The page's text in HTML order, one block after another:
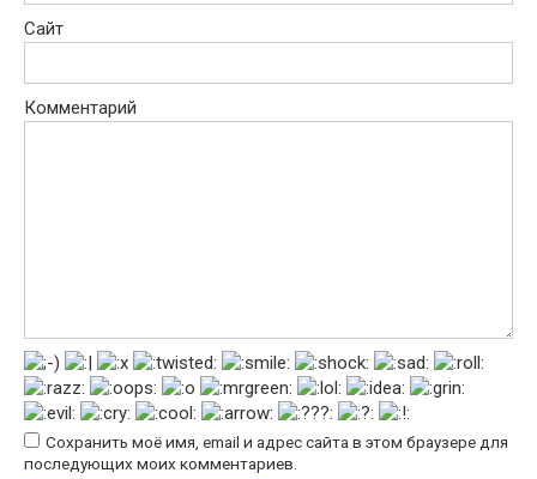
Сайт
Комментарий
Сохранить моё имя, email и адрес сайта в этом браузере для
последующих моих комментариев.